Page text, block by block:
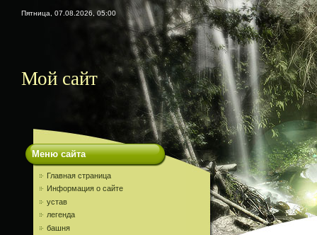
Пятница, 07.08.2026, 05:00
Мой сайт
Меню сайта
Главная страница
Информация о сайте
устав
легенда
башня